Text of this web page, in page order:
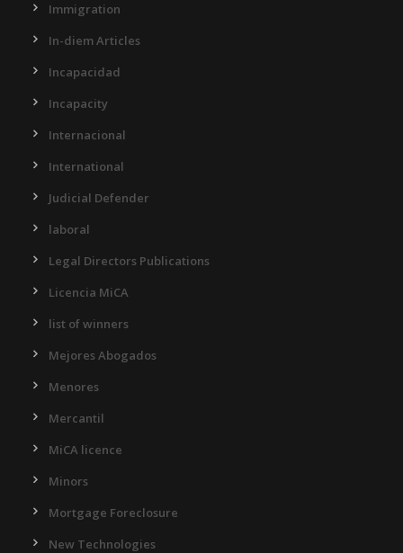
Immigration
In-diem Articles
Incapacidad
Incapacity
Internacional
International
Judicial Defender
laboral
Legal Directors Publications
Licencia MiCA
list of winners
Mejores Abogados
Menores
Mercantil
MiCA licence
Minors
Mortgage Foreclosure
New Technologies